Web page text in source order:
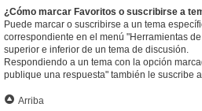
¿Cómo marcar Favoritos o suscribirse a
Puede marcar o suscribirse a un tema
correspondiente en el menú "Herramientas
superior e inferior de un tema de discusión.
Respondiendo a un tema con la opción
publique una respuesta" también le suscribe
Arriba